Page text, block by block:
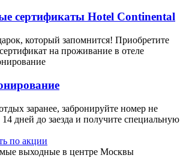
сертификаты Hotel Continental
который запомнится! Приобретите
на проживание в отеле
заранее, забронируйте номер не
14 дней до заезда и получите специальную
по акции